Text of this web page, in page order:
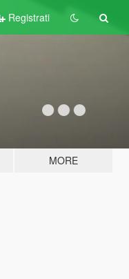
Registrati
MORE